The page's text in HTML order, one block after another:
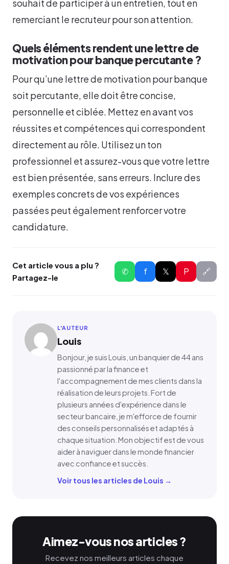
souhait de participer à un entretien, tout en
remerciant le recruteur pour son attention.
Quels éléments rendent une lettre de
motivation pour banque percutante ?
Pour qu’une lettre de motivation pour banque
soit percutante, elle doit être concise,
personnelle et ciblée. Mettez en avant vos
réussites et compétences qui correspondent
directement au rôle. Utilisez un ton
professionnel et assurez-vous que votre lettre
est bien présentée, sans erreurs. Inclure des
exemples concrets de vos expériences
passées peut également renforcer votre
candidature.
Cet article vous a plu ?
Partagez-le
✆ f 𝕏 P 🔗
L'AUTEUR
Louis
Bonjour, je suis Louis, un banquier de 44 ans
passionné par la finance et
l'accompagnement de mes clients dans la
réalisation de leurs projets. Fort de
plusieurs années d'expérience dans le
secteur bancaire, je m'efforce de fournir
des conseils personnalisés et adaptés à
chaque situation. Mon objectif est de vous
aider à naviguer dans le monde financier
avec confiance et succès.
Voir tous les articles de Louis →
Aimez-vous nos articles ?
Recevez nos meilleurs articles chaque